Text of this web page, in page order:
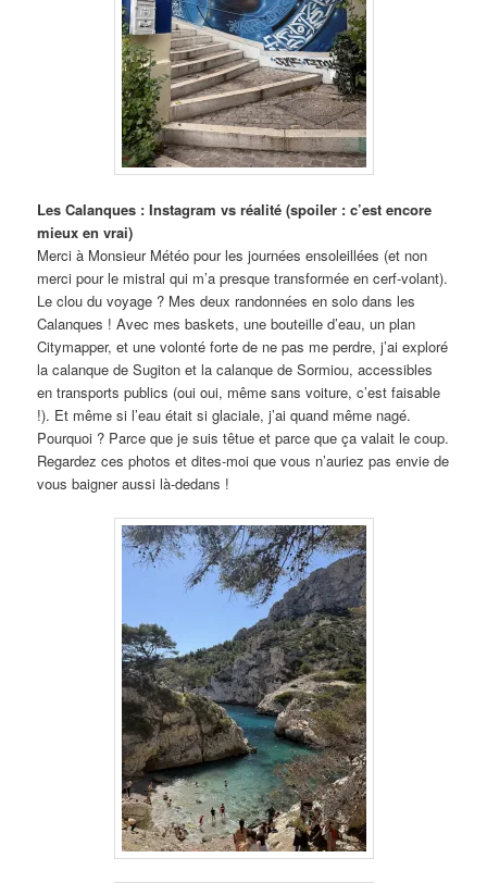
Les Calanques : Instagram vs réalité (spoiler : c’est encore
mieux en vrai)
Merci à Monsieur Météo pour les journées ensoleillées (et non
merci pour le mistral qui m’a presque transformée en cerf-volant).
Le clou du voyage ? Mes deux randonnées en solo dans les
Calanques ! Avec mes baskets, une bouteille d’eau, un plan
Citymapper, et une volonté forte de ne pas me perdre, j’ai exploré
la calanque de Sugiton et la calanque de Sormiou, accessibles
en transports publics (oui oui, même sans voiture, c’est faisable
!). Et même si l’eau était si glaciale, j’ai quand même nagé.
Pourquoi ? Parce que je suis têtue et parce que ça valait le coup.
Regardez ces photos et dites-moi que vous n’auriez pas envie de
vous baigner aussi là-dedans !